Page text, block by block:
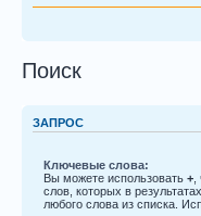
Поиск
ЗАПРОС
Ключевые слова:
Вы можете использовать+
слов, которых в
любого слова из списка.